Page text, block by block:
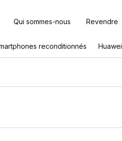
Qui sommes-nous Revendre
reconditionnés Huawei